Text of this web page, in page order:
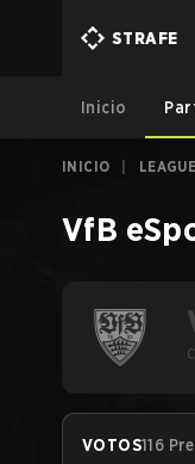
STRAFE
Inicio
INICIO
VfB
VOTOS116